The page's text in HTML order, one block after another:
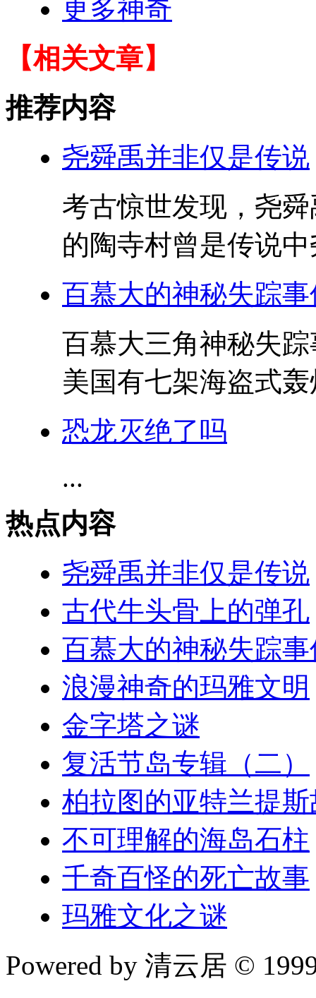
更多神奇
【相关文章】
推荐内容
尧舜禹并非仅是传说
考古惊世发现，尧
的陶寺村曾是传说
百慕大的神秘失踪事
百慕大三角神秘失
美国有七架海盗式
恐龙灭绝了吗
...
热点内容
尧舜禹并非仅是传说
古代牛头骨上的弹孔
百慕大的神秘失踪事
浪漫神奇的玛雅文明
金字塔之谜
复活节岛专辑（二）
柏拉图的亚特兰提
不可理解的海岛石柱
千奇百怪的死亡故事
玛雅文化之谜
Powered by 清云居 ©